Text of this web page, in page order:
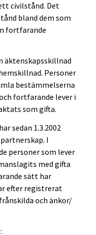
civilstånd. Det
bland dem som
fortfarande
äktenskapsskillnad
Personer
bestämmelserna
fortfarande lever i
som gifta.
sedan 1.3.2002
I
personer som lever
med gifta
sätt har
efter registrerat
och änkor/